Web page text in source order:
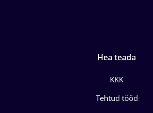
Hea teada
KKK
Tehtud tööd